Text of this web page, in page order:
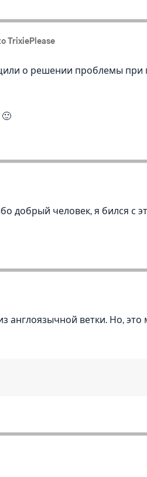
TrixiePlease
о решении проблемы при
добрый человек, я бился с
англоязычной ветки. Но,